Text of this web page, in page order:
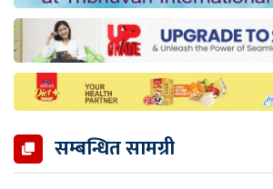
सम्बन्धित सामग्री